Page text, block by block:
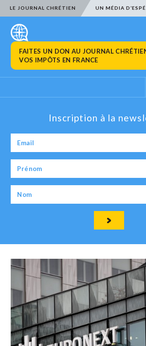
LE JOURNAL CHRÉTIEN UN MÉDIA
FAITES UN DON AU JOURNAL
VOS IMPÔTS EN FRANCE
Inscription à la